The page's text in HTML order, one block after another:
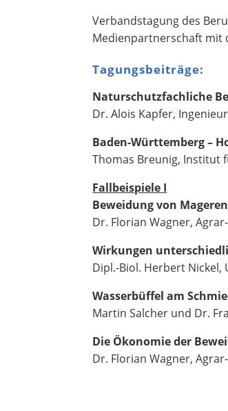
Verbandstagung des
Medienpartnerschaft mit
Tagungsbeiträge:
Naturschutzfachliche
Dr. Alois Kapfer,
Baden-Württemberg –
Thomas Breunig, Institut
Fallbeispiele I
Beweidung von
Dr. Florian Wagner,
Wirkungen
Dipl.-Biol. Herbert Nickel,
Wasserbüffel am
Martin Salcher und Dr.
Die Ökonomie der
Dr. Florian Wagner,